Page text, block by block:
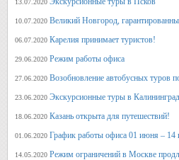
13.07.2020
10.07.2020 Великий Новгород,
06.07.2020 Карелия принимает туристов!
29.06.2020 Режим работы офиса
27.06.2020 Возобновление автобусных туров
23.06.2020 Экскурсионные туры в
18.06.2020 Казань открыта для путешествий!
01.06.2020 График работы офиса 01 июня – 14
14.05.2020 Режим ограничений в Москве